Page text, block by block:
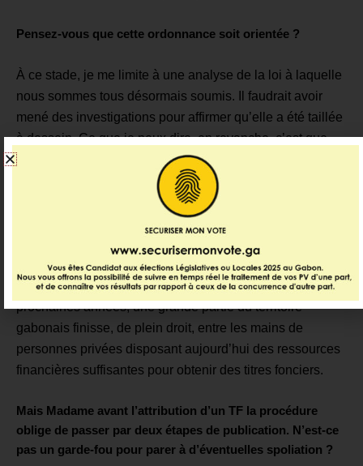
Pensez-vous que cette ordonnance soit orientée ?
À ce stade, je me limite à une analyse de la loi à laquelle
nous sommes tous désormais soumis. Il faudrait avoir
mené des investigations pour affirmer qu’elle a été taillée
à dessein. Ce que je peux dire, en revanche, c’est que
cette loi est pour les riches. Elle n’accorde aucun intérêt à
la valeur que représente la terre pour l’homme. Les
opportunistes rusés pourront obtenir des titres fonciers
sur certains de nos villages, puis souscrire à des prêts
bancaires, disposer de moyens financiers et poursuivre
une forme de conquête.
Nous ne serions pas étonnés qu’au terme des sept
prochaines années, une grande partie du territoire
gabonais finisse, de plein droit, entre les mains de
personnes privées disposant aujourd’hui des ressources
financières suffisantes pour obtenir des titres fonciers.
Mais Madame avant l’attribution d’un TF la procédure
oblige de passer par deux étapes de publication. N’est-ce
pas un garde-fou pour parer à d’éventuelles spoliation ?